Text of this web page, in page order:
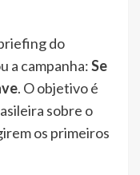
do
a campanha:Se
. O objetivo é
sobre o
os primeiros